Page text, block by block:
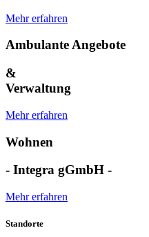
Mehr erfahren
Ambulante Angebote
&
Verwaltung
Mehr erfahren
Wohnen
- Integra gGmbH -
Mehr erfahren
Standorte